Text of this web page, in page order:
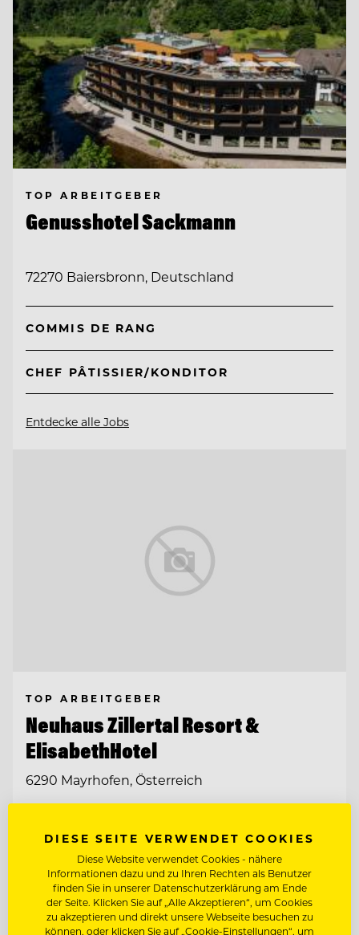
TOP ARBEITGEBER
Genusshotel Sackmann
72270 Baiersbronn, Deutschland
COMMIS DE RANG
CHEF PÂTISSIER/KONDITOR
Entdecke alle Jobs
TOP ARBEITGEBER
Neuhaus Zillertal Resort &
ElisabethHotel
6290 Mayrhofen, Österreich
ELISABETHHOTEL
HAUSTECHNIKER (M/W/D)
Entdecke alle Jobs
DIESE SEITE VERWENDET COOKIES
Diese Website verwendet Cookies - nähere
Informationen dazu und zu Ihren Rechten als Benutzer
finden Sie in unserer Datenschutzerklärung am Ende
der Seite. Klicken Sie auf „Alle Akzeptieren“, um Cookies
zu akzeptieren und direkt unsere Webseite besuchen zu
können, oder klicken Sie auf „Cookie-Einstellungen“, um